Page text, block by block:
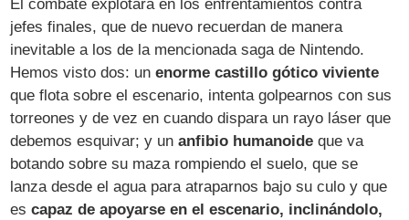
El combate explotará en los enfrentamientos contra
jefes finales, que de nuevo recuerdan de manera
inevitable a los de la mencionada saga de Nintendo.
Hemos visto dos: unenorme castillo gótico viviente
que flota sobre el escenario, intenta golpearnos con sus
torreones y de vez en cuando dispara un rayo láser que
debemos esquivar; y unanfibio humanoide que va
botando sobre su maza rompiendo el suelo, que se
lanza desde el agua para atraparnos bajo su culo y que
escapaz de apoyarse en el escenario, inclinándolo,